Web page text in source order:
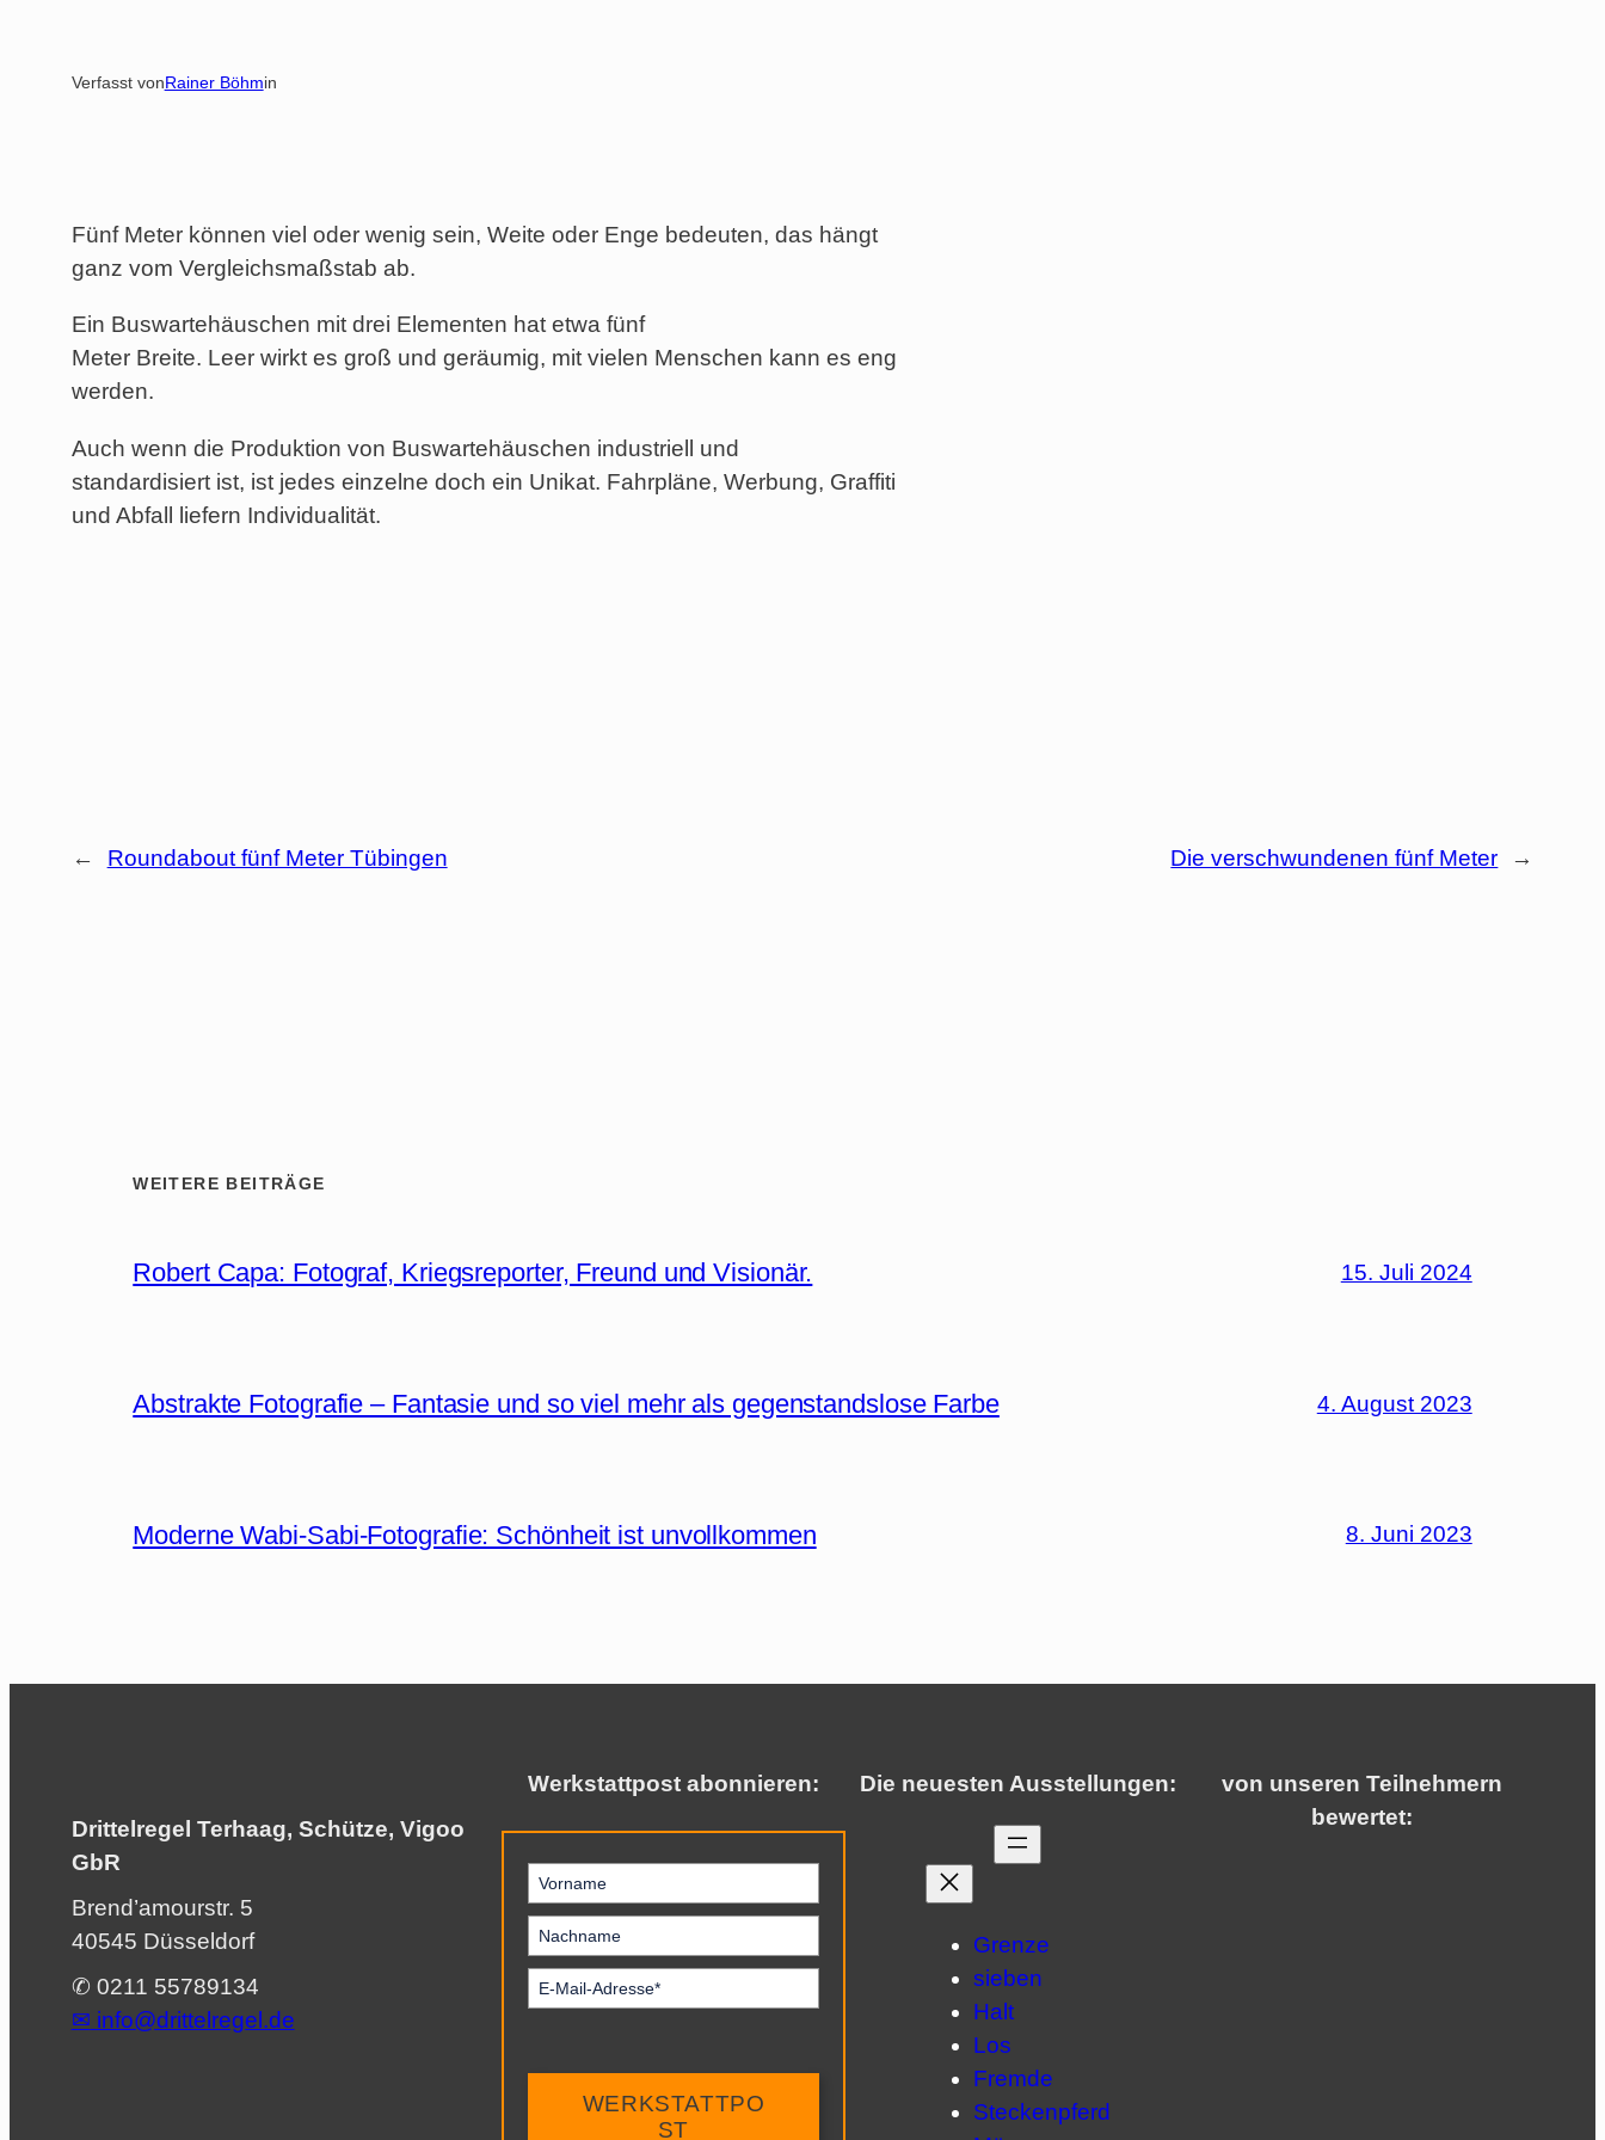
Verfasst vonRainer Böhmin
Fünf Meter können viel oder wenig sein, Weite oder Enge bedeuten, das hängt
ganz vom Vergleichsmaßstab ab.
Ein Buswartehäuschen mit drei Elementen hat etwa fünf
Meter Breite. Leer wirkt es groß und geräumig, mit vielen Menschen kann es eng
werden.
Auch wenn die Produktion von Buswartehäuschen industriell und
standardisiert ist, ist jedes einzelne doch ein Unikat. Fahrpläne, Werbung, Graffiti
und Abfall liefern Individualität.
← Roundabout fünf Meter Tübingen Die verschwundenen fünf Meter →
WEITERE BEITRÄGE
Robert Capa: Fotograf, Kriegsreporter, Freund und Visionär. 15. Juli 2024
Abstrakte Fotografie – Fantasie und so viel mehr als gegenstandslose Farbe 4. August 2023
Moderne Wabi-Sabi-Fotografie: Schönheit ist unvollkommen 8. Juni 2023
Drittelregel Terhaag, Schütze, Vigoo
GbR
Brend’amourstr. 5
40545 Düsseldorf
✆ 0211 55789134
✉︎ info@drittelregel.de
Werkstattpost abonnieren:
WERKSTATTPO
ST
Die neuesten Ausstellungen:
Grenze
sieben
Halt
Los
Fremde
Steckenpferd
von unseren Teilnehmern
bewertet: